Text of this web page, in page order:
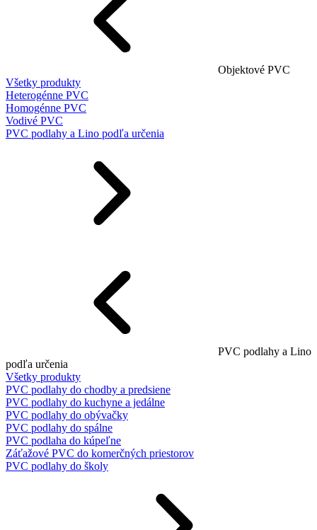
Objektové PVC
Všetky produkty
Heterogénne PVC
Homogénne PVC
Vodivé PVC
PVC podlahy a Lino podľa určenia
PVC podlahy a Lino
podľa určenia
Všetky produkty
PVC podlahy do chodby a predsiene
PVC podlahy do kuchyne a jedálne
PVC podlahy do obývačky
PVC podlahy do spálne
PVC podlaha do kúpeľne
Záťažové PVC do komerčných priestorov
PVC podlahy do školy